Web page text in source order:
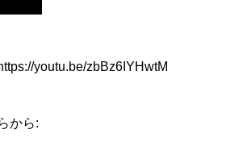
youtu.be/zbBz6IYHwtM
から: